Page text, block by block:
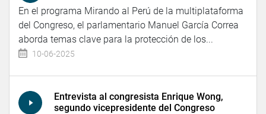
En el programa Mirando al Perú de la multiplataforma
del Congreso, el parlamentario Manuel García Correa
aborda temas clave para la protección de los...
10-06-2025
Entrevista al congresista Enrique Wong,
segundo vicepresidente del Congreso